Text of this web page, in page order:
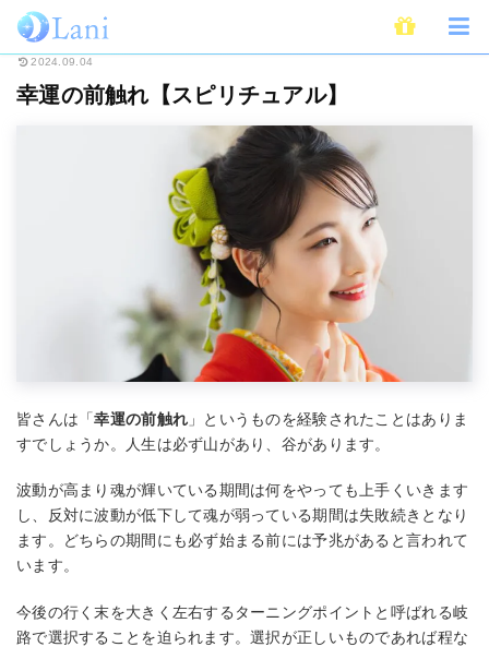
ホーム スピリチュアル
2024.09.04
幸運の前触れ【スピリチュアル】
皆さんは「幸運の前触れ 」というものを経験されたことはありま
すでしょうか。人生は必ず山があり、谷があります。
波動が高まり魂が輝いている期間は何をやっても上手くいきます
し、反対に波動が低下して魂が弱っている期間は失敗続きとなり
ます。どちらの期間にも必ず始まる前には予兆があると言われて
います。
今後の行く末を大きく左右するターニングポイントと呼ばれる岐
路で選択することを迫られます。選択が正しいものであれば程な